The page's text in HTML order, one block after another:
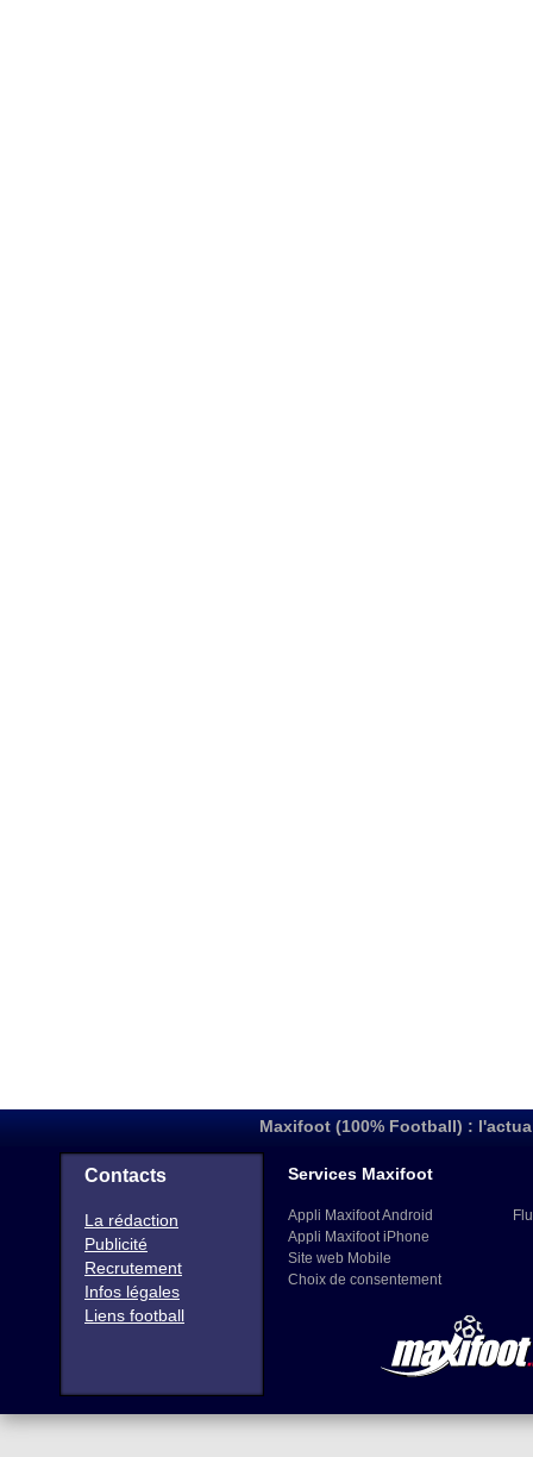
Maxifoot (100% Football) :
Contacts
La rédaction
Publicité
Recrutement
Infos légales
Liens football
Services Maxifoot
Appli Maxifoot Android
Appli Maxifoot iPhone
Site web Mobile
Choix de consentement